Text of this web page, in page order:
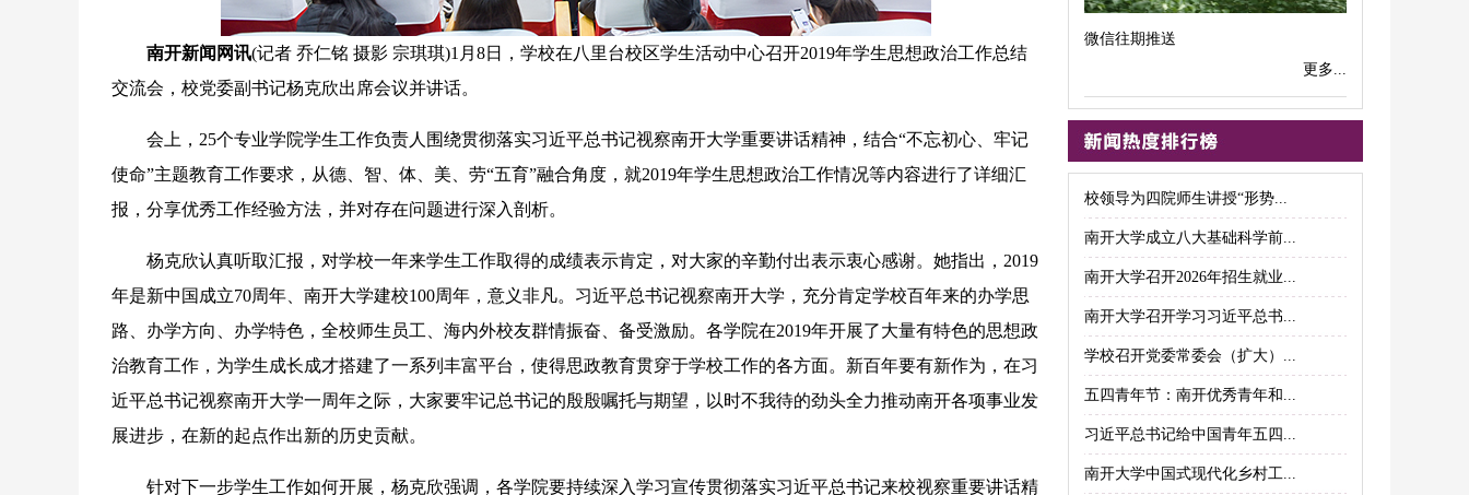
南开新闻网讯(记者 乔仁铭 摄影 宗琪琪)1月8日，学校在八里台校区学生活动中心召开2019年学生思想政治工作总结
交流会，校党委副书记杨克欣出席会议并讲话。
会上，25个专业学院学生工作负责人围绕贯彻落实习近平总书记视察南开大学重要讲话精神，结合“不忘初心、牢记
使命”主题教育工作要求，从德、智、体、美、劳“五育”融合角度，就2019年学生思想政治工作情况等内容进行了详细汇
报，分享优秀工作经验方法，并对存在问题进行深入剖析。
杨克欣认真听取汇报，对学校一年来学生工作取得的成绩表示肯定，对大家的辛勤付出表示衷心感谢。她指出，2019
年是新中国成立70周年、南开大学建校100周年，意义非凡。习近平总书记视察南开大学，充分肯定学校百年来的办学思
路、办学方向、办学特色，全校师生员工、海内外校友群情振奋、备受激励。各学院在2019年开展了大量有特色的思想政
治教育工作，为学生成长成才搭建了一系列丰富平台，使得思政教育贯穿于学校工作的各方面。新百年要有新作为，在习
近平总书记视察南开大学一周年之际，大家要牢记总书记的殷殷嘱托与期望，以时不我待的劲头全力推动南开各项事业发
展进步，在新的起点作出新的历史贡献。
针对下一步学生工作如何开展，杨克欣强调，各学院要持续深入学习宣传贯彻落实习近平总书记来校视察重要讲话精
微信往期推送
更多...
校领导为四院师生讲授“形势...
南开大学成立八大基础科学前...
南开大学召开2026年招生就业...
南开大学召开学习习近平总书...
学校召开党委常委会（扩大）...
五四青年节：南开优秀青年和...
习近平总书记给中国青年五四...
南开大学中国式现代化乡村工...